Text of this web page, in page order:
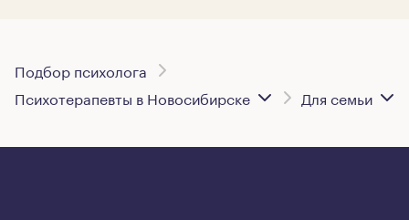
Подбор психолога
Психотерапевты в Новосибирске
Для семьи